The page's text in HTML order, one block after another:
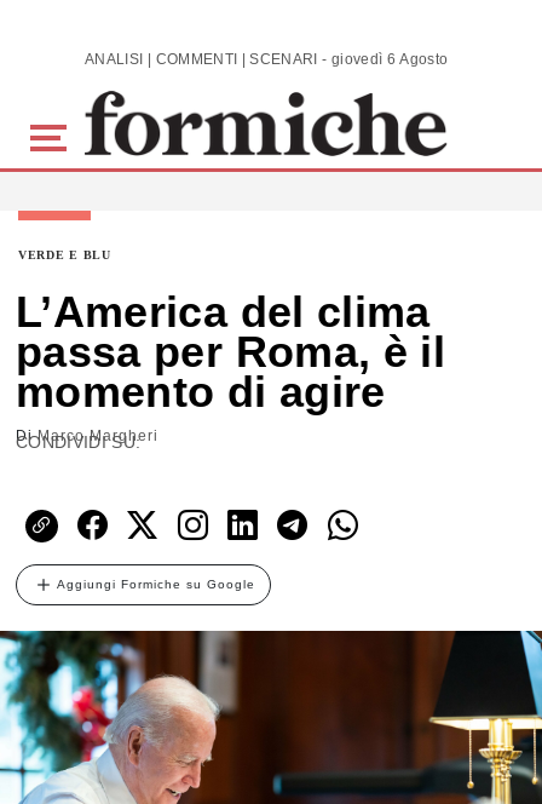
Skip to main content ANALISI | COMMENTI | SCENARI - giovedì 6 Agosto 2026
VERDE E BLU
L’America del clima
passa per Roma, è il
momento di agire
DiMarco Margheri
CONDIVIDI SU:
Aggiungi Formiche su Google